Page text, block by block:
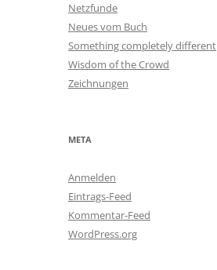
Netzfunde
Neues vom Buch
Something completely different
Wisdom of the Crowd
Zeichnungen
META
Anmelden
Eintrags-Feed
Kommentar-Feed
WordPress.org